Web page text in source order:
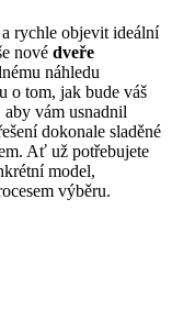
rychle objevit ideální
nové dveře
náhledu
o tom, jak bude váš
vám usnadnil
dokonale sladěné
Ať už potřebujete
model,
výběru.